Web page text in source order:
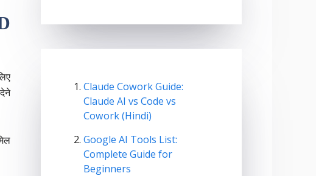
Claude Cowork Guide:
Claude AI vs Code vs
Cowork (Hindi)
Google AI Tools List:
Complete Guide for
Beginners